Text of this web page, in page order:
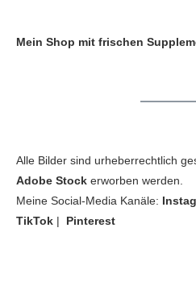
Mein Shop mit frischen
Alle Bilder sind urheberrechtlich
Adobe Stock erworben werden.
Meine Social-Media Kanäle:
TikTok | Pinterest